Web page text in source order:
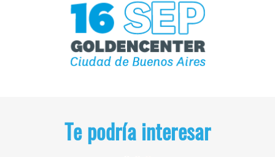
Te podría interesar